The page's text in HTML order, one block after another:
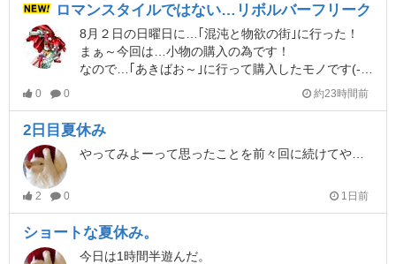
ロマンスタイルではない…リボルバーフリーク
8月２日の日曜日に…｢混沌と物欲の街｣に行った！
まぁ～今回は…小物の購入の為です！
なので…｢あきばお～｣に行って購入したモノです(-.-)y-~
0 0 約23時間前
2日目夏休み
2 0 1日前
ショートな夏休み。
今日は1時間半遊んだ。